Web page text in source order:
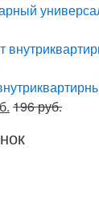
196 руб.